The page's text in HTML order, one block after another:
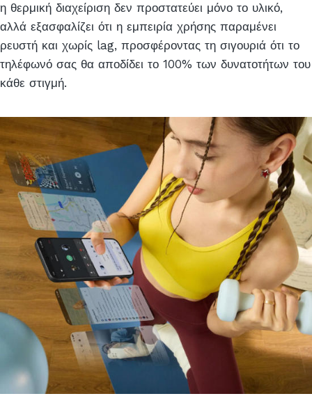
η θερμική διαχείριση δεν προστατεύει μόνο το υλικό,
αλλά εξασφαλίζει ότι η εμπειρία χρήσης παραμένει
ρευστή και χωρίς lag, προσφέροντας τη σιγουριά ότι το
τηλέφωνό σας θα αποδίδει το 100% των δυνατοτήτων του
κάθε στιγμή.